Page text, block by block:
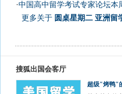
·中国高中留学考试专家论坛本
更多关于 圆桌星期二 亚洲留
搜狐出国会客厅
超级"烤鸭"